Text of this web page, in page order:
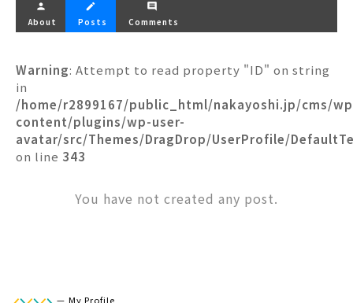
person
About
create
Posts
comment
Comments
Warning: Attempt to read property "ID" on string
in
/home/r2899167/public_html/nakayoshi.jp/cms/
content/plugins/wp-user-
avatar/src/Themes/DragDrop/UserProfile/
on line 343
You have not created any post.
— My Profile